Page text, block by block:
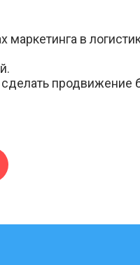
маркетинга в
продвижение